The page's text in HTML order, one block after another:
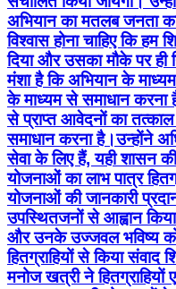
अभियान का मतलब जनता
विश्वास होना चाहिए कि
दिया और उसका मौके पर ही
मंशा है कि अभियान के
के माध्यम से समाधान करना
से प्राप्त आवेदनों का तत्काल
समाधान करना है।उन्होंने
सेवा के लिए हैं, यही शासन
योजनाओं का लाभ पात्र
योजनाओं की जानकारी
उपस्थितजनों से आह्वान
और उनके उज्जवल भविष्य
हितग्राहियों से किया संवाद
मनोज खत्री ने